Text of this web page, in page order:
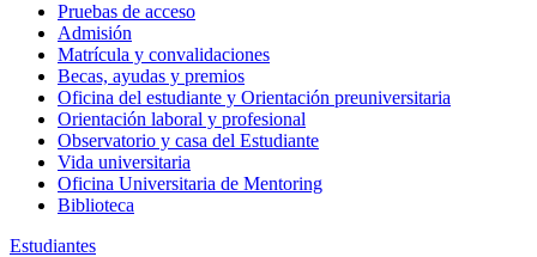
Pruebas de acceso
Admisión
Matrícula y convalidaciones
Becas, ayudas y premios
Oficina del estudiante y Orientación preuniversitaria
Orientación laboral y profesional
Observatorio y casa del Estudiante
Vida universitaria
Oficina Universitaria de Mentoring
Biblioteca
Estudiantes